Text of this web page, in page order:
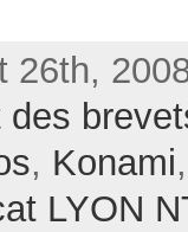
26th,
des
, Konami
LYON